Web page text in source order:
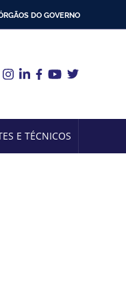
DO GOVERNO
E TÉCNICOS